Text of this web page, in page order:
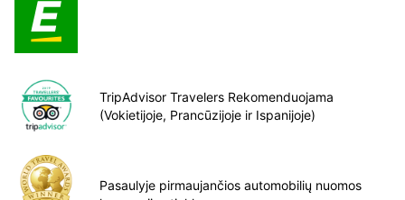
TripAdvisor Travelers Rekomenduojama
(Vokietijoje, Prancūzijoje ir Ispanijoje)
Pasaulyje pirmaujančios automobilių nuomos